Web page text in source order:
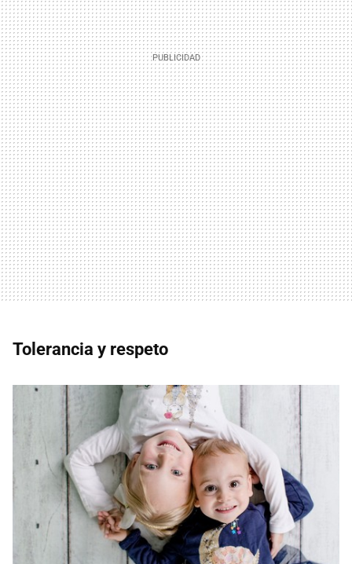
Tolerancia y respeto